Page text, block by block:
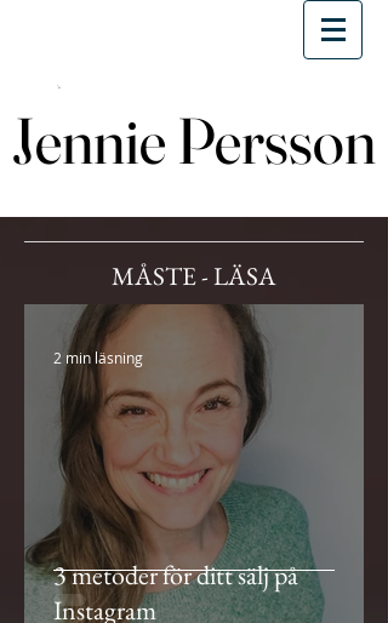
Jennie Persson
Jennie Persson
MÅSTE - LÄSA
3 metoder för ditt sälj på
Instagram
2 min läsning